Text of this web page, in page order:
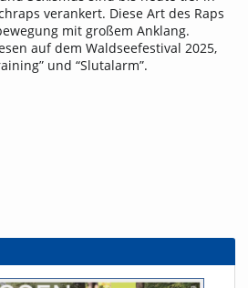
verankert. Diese Art des Raps
mit großem Anklang.
auf dem Waldseefestival 2025,
und “Slutalarm”.